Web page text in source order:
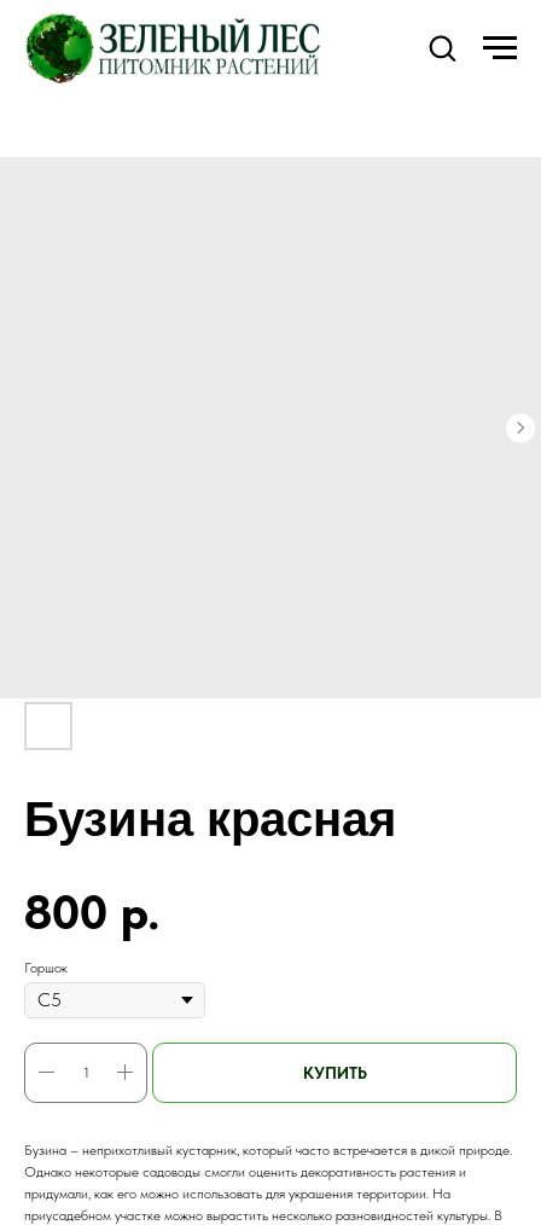
Бузина красная
800 р.
Горшок
КУПИТЬ
Бузина – неприхотливый кустарник, который часто встречается в дикой природе.
Однако некоторые садоводы смогли оценить декоративность растения и
придумали, как его можно использовать для украшения территории. На
приусадебном участке можно вырастить несколько разновидностей культуры. В